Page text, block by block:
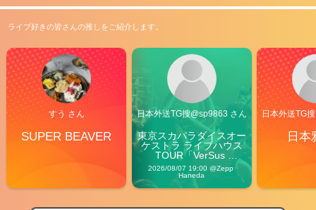
ライブ好きの皆さんの推しをご紹介します。
すう さん
SUPER BEAVER
日本外送TG搜@sp9863 さん
東京スカパラダイスオー
ケストラ ライブハウス
TOUR「VerSus
Carnival」
2026/08/07 19:00 @Zepp
Haneda
日本外送TG
日本